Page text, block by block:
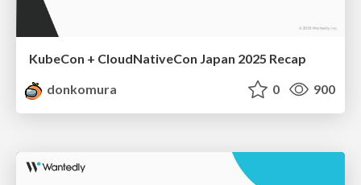
KubeCon + CloudNativeCon Japan 2025 Recap
donkomura
0 900